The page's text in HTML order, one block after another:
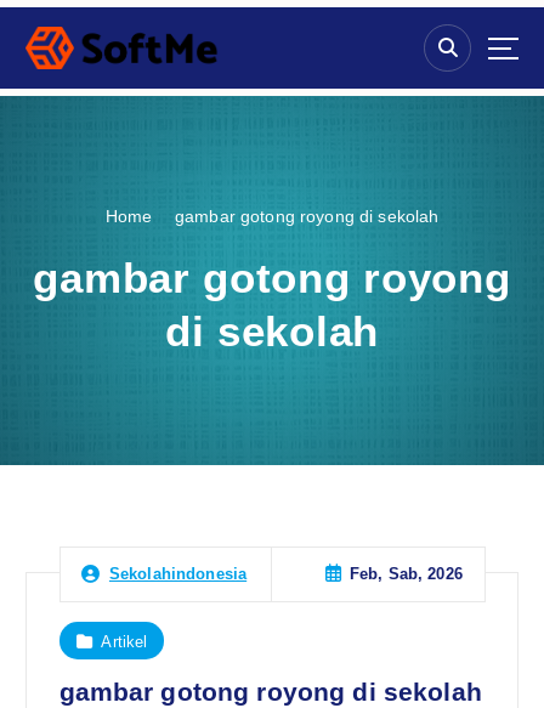
S
p
Home gambar gotong royong di sekolah
gambar gotong royong
di sekolah
Sekolahindonesia Feb, Sab, 2026
Artikel
gambar gotong royong di sekolah